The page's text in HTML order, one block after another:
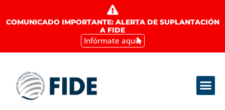
COMUNICADO IMPORTANTE: ALERTA DE SUPLANTACIÓN
A FIDE
Infórmate aquí